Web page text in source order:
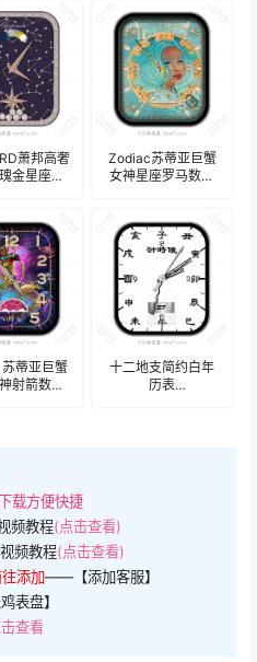
萧邦高奢
金星座表
Zodiac苏蒂亚巨蟹
女神星座罗马数字
蒂亚巨蟹
射箭数字
十二地支简约白年
历表
载方便快捷
频教程(点击查看)
频教程(点击查看)
添加——【添加客服】
表盘】
查看